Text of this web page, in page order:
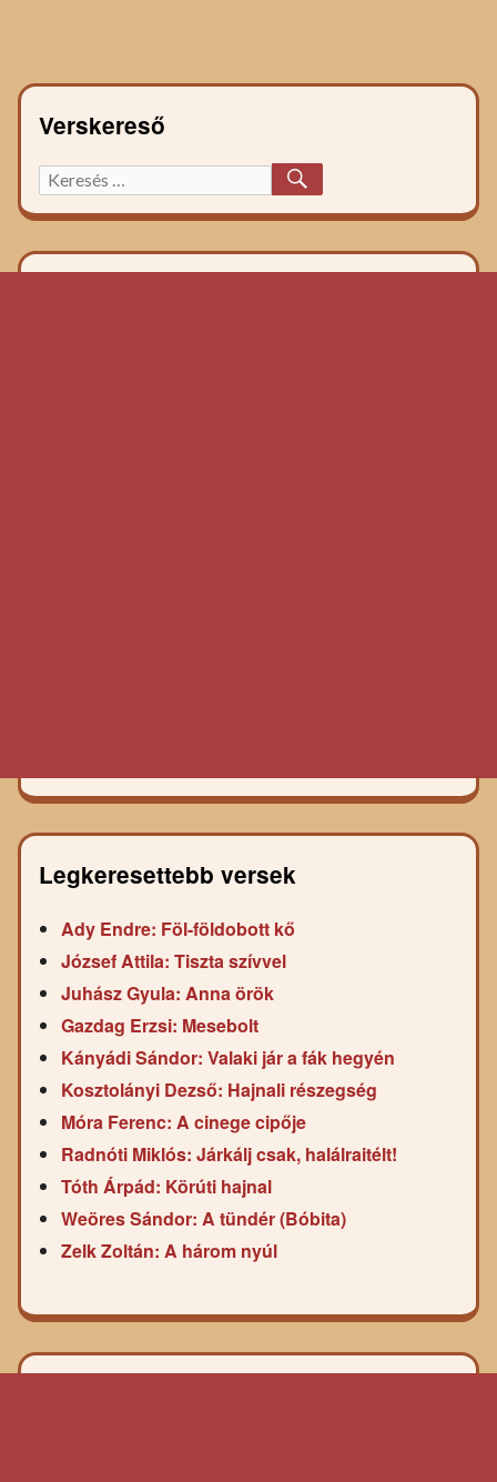
Verskereső
Keresett
főzelék
Legkeresettebb versek
Ady Endre: Föl-földobott kő
József Attila: Tiszta szívvel
Juhász Gyula: Anna örök
Gazdag Erzsi: Mesebolt
Kányádi Sándor: Valaki jár a fák hegyén
Kosztolányi Dezső: Hajnali részegség
Móra Ferenc: A cinege cipője
Radnóti Miklós: Járkálj csak, halálraitélt!
Tóth Árpád: Körúti hajnal
Weöres Sándor: A tündér (Bóbita)
Zelk Zoltán: A három nyúl